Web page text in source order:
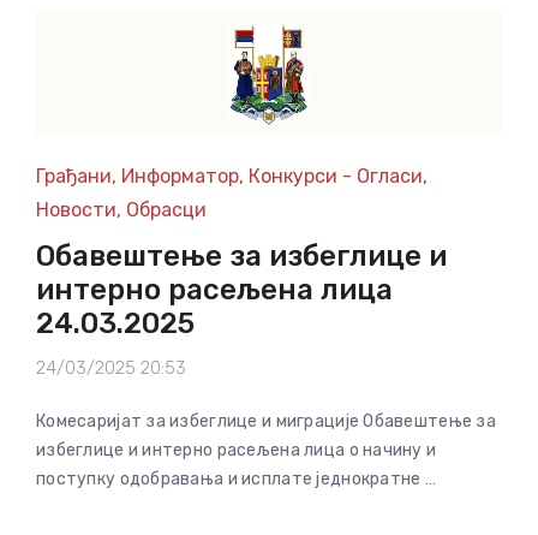
Грађани, Информатор, Конкурси - Огласи,
Новости, Обрасци
Обавештење за избеглице и
интерно расељена лица
24.03.2025
24/03/2025 20:53
Комесаријат за избеглице и миграције Обавештење за
избеглице и интерно расељена лица о начину и
поступку одобравања и исплате једнократне …